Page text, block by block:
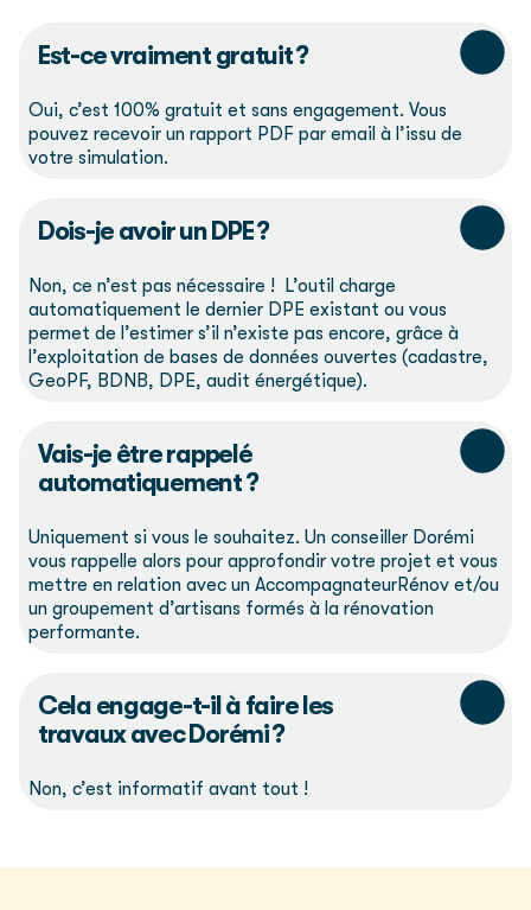
Est-ce vraiment gratuit ?
Oui, c’est 100% gratuit et sans engagement. Vous
pouvez recevoir un rapport PDF par email à l’issu de
votre simulation.
Dois-je avoir un DPE ?
Non, ce n’est pas nécessaire ! L’outil charge
automatiquement le dernier DPE existant ou vous
permet de l’estimer s’il n’existe pas encore, grâce à
l’exploitation de bases de données ouvertes (cadastre,
GeoPF, BDNB, DPE, audit énergétique).
Vais-je être rappelé
automatiquement ?
Uniquement si vous le souhaitez. Un conseiller Dorémi
vous rappelle alors pour approfondir votre projet et vous
mettre en relation avec un AccompagnateurRénov et/ou
un groupement d’artisans formés à la rénovation
performante.
Cela engage-t-il à faire les
travaux avec Dorémi ?
Non, c’est informatif avant tout !